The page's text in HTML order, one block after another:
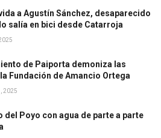
a Agustín Sánchez, desaparecido
salía en bici desde Catarroja
de Paiporta demoniza las
Fundación de Amancio Ortega
2025
del Poyo con agua de parte a parte